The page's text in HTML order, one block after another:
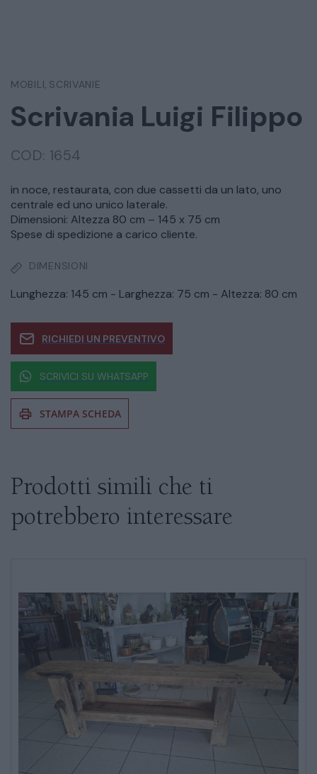
MOBILI, SCRIVANIE
Scrivania Luigi Filippo
COD: 1654
in noce, restaurata, con due cassetti da un lato, uno
centrale ed uno unico laterale.
Dimensioni: Altezza 80 cm – 145 x 75 cm
Spese di spedizione a carico cliente.
DIMENSIONI
Lunghezza: 145 cm - Larghezza: 75 cm - Altezza: 80 cm
RICHIEDI UN PREVENTIVO
SCRIVICI SU WHATSAPP
STAMPA SCHEDA
esitate a chiedere informazioni
Prodotti simili che ti
potrebbero interessare